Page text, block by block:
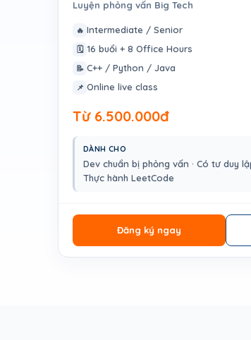
Luyện phỏng vấn Big Tech
🔥 Intermediate / Senior
🗓️ 16 buổi + 8 Office Hours
📝 C++ / Python / Java
📌 Online live class
Từ 6.500.000đ
DÀNH CHO
Dev chuẩn bị phỏng vấn · Có tư duy
Thực hành LeetCode
Đăng ký ngay